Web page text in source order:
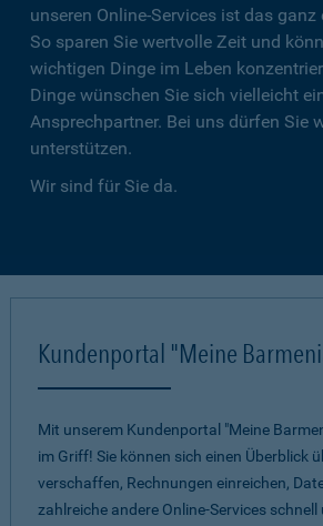
unseren Online-Services ist das
So sparen Sie wertvolle Zeit und
wichtigen Dinge im Leben
Dinge wünschen Sie sich vielleicht
Ansprechpartner. Bei uns dürfen Sie
unterstützen.
Wir sind für Sie da.
Kundenportal "Meine
Mit unserem Kundenportal "Meine
im Griff! Sie können sich einen Überblick
verschaffen, Rechnungen einreichen,
zahlreiche andere Online-Services